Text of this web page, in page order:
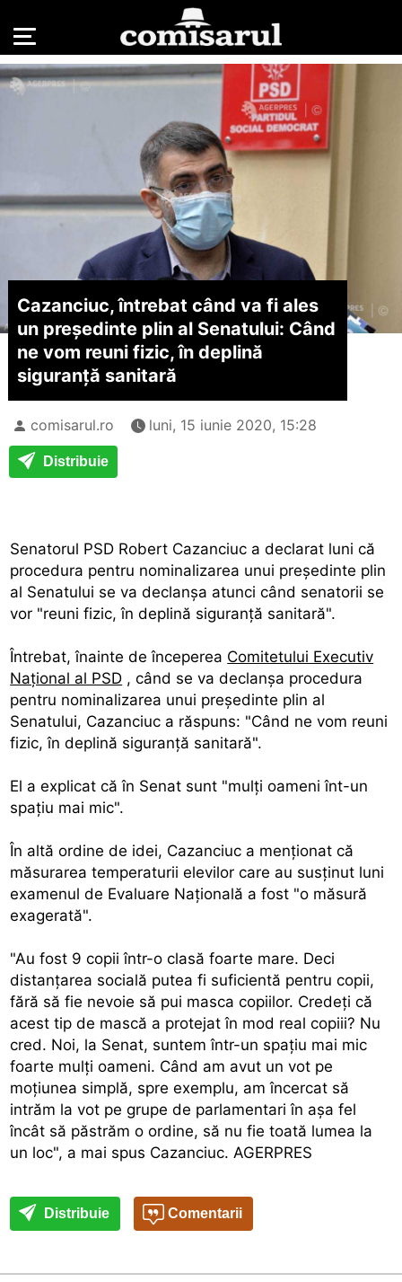
Cazanciuc, întrebat când va fi ales
un preşedinte plin al Senatului: Când
ne vom reuni fizic, în deplină
siguranţă sanitară
comisarul.ro luni, 15 iunie 2020, 15:28
Distribuie
Senatorul PSD Robert Cazanciuc a declarat luni că
procedura pentru nominalizarea unui preşedinte plin
al Senatului se va declanşa atunci când senatorii se
vor "reuni fizic, în deplină siguranţă sanitară".
Întrebat, înainte de începerea Comitetului Executiv
Naţional al PSD , când se va declanşa procedura
pentru nominalizarea unui preşedinte plin al
Senatului, Cazanciuc a răspuns: "Când ne vom reuni
fizic, în deplină siguranţă sanitară".
El a explicat că în Senat sunt "mulţi oameni înt-un
spaţiu mai mic".
În altă ordine de idei, Cazanciuc a menţionat că
măsurarea temperaturii elevilor care au susţinut luni
examenul de Evaluare Naţională a fost "o măsură
exagerată".
"Au fost 9 copii într-o clasă foarte mare. Deci
distanţarea socială putea fi suficientă pentru copii,
fără să fie nevoie să pui masca copiilor. Credeţi că
acest tip de mască a protejat în mod real copiii? Nu
cred. Noi, la Senat, suntem într-un spaţiu mai mic
foarte mulţi oameni. Când am avut un vot pe
moţiunea simplă, spre exemplu, am încercat să
intrăm la vot pe grupe de parlamentari în aşa fel
încât să păstrăm o ordine, să nu fie toată lumea la
un loc", a mai spus Cazanciuc. AGERPRES
Distribuie Comentarii